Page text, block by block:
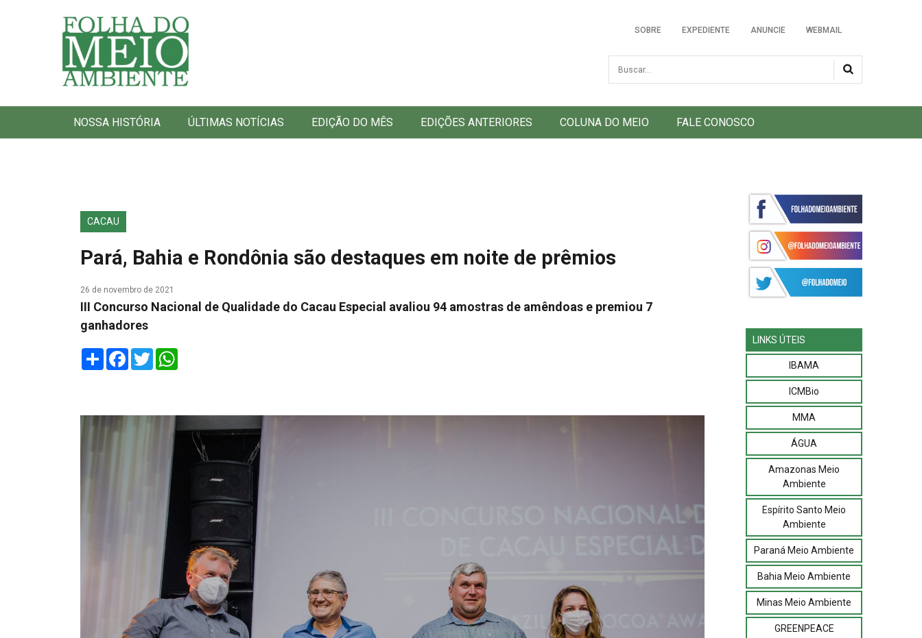
Folha do Meio Ambiente
SOBRE EXPEDIENTE ANUNCIE WEBMAIL
Busca
NOSSA HISTÓRIA ÚLTIMAS NOTÍCIAS EDIÇÃO DO MÊS EDIÇÕES ANTERIORES COLUNA DO MEIO FALE CONOSCO
CACAU
Pará, Bahia e Rondônia são destaques em noite de prêmios
26 de novembro de 2021
III Concurso Nacional de Qualidade do Cacau Especial avaliou 94 amostras de amêndoas e premiou 7
ganhadores
ShareFacebook
Twitter
LINKS ÚTEIS
IBAMA
ICMBio
MMA
ÁGUA
Amazonas Meio
Ambiente
Espírito Santo Meio
Ambiente
Paraná Meio Ambiente
Bahia Meio Ambiente
Minas Meio Ambiente
GREENPEACE